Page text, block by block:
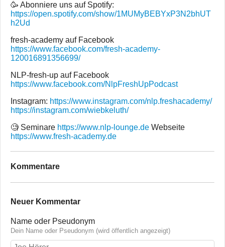
🥳 Abonniere uns auf Spotify:
https://open.spotify.com/show/1MUMyBEBYxP3N2bhUT
h2Ud
fresh-academy auf Facebook
https://www.facebook.com/fresh-academy-
120016891356699/
NLP-fresh-up auf Facebook
https://www.facebook.com/NlpFreshUpPodcast
Instagram: https://www.instagram.com/nlp.freshacademy/
https://instagram.com/wiebkeluth/
🧐 Seminare https://www.nlp-lounge.de Webseite
https://www.fresh-academy.de
Kommentare
Neuer Kommentar
Name oder Pseudonym
Dein Name oder Pseudonym (wird öffentlich angezeigt)